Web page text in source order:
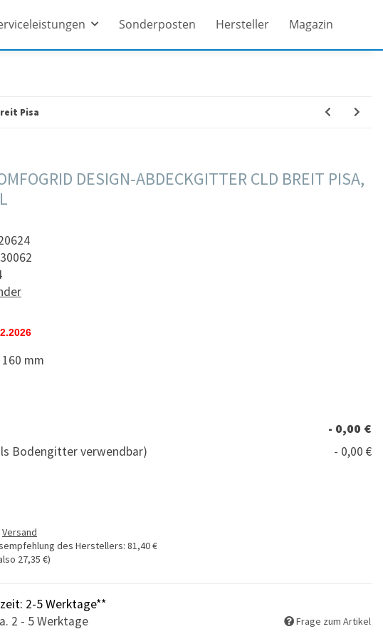
Sonderposten Hersteller Magazin
Pisa
DESIGN-ABDECKGITTER CLD BREIT PISA,
mm
- 0,00 €
Bodengitter verwendbar)
- 0,00 €
Versand
des Herstellers: 81,40 €
27,35 €)
2-5 Werktage**
2 - 5 Werktage
Frage zum Artikel